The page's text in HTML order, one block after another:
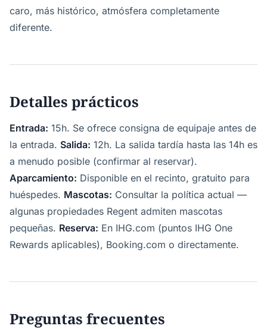
caro, más histórico, atmósfera completamente
diferente.
Detalles prácticos
Entrada: 15h. Se ofrece consigna de equipaje antes de
la entrada. Salida: 12h. La salida tardía hasta las 14h es
a menudo posible (confirmar al reservar).
Aparcamiento: Disponible en el recinto, gratuito para
huéspedes. Mascotas: Consultar la política actual —
algunas propiedades Regent admiten mascotas
pequeñas. Reserva: En IHG.com (puntos IHG One
Rewards aplicables), Booking.com o directamente.
Preguntas frecuentes